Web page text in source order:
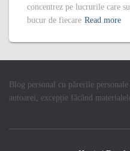
concentrez pe lucrurile care
bucur de fiecare Read more
Blog personal cu părerile
autoarei, excepție făcând